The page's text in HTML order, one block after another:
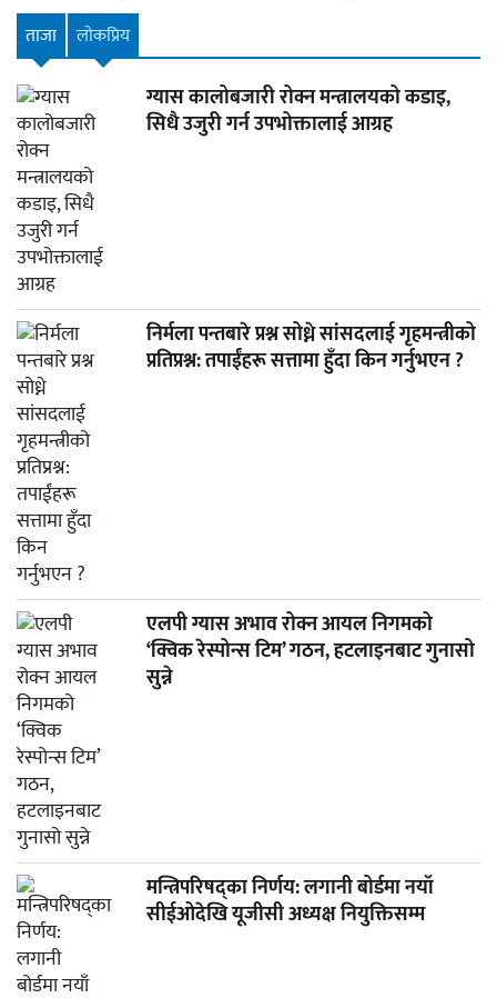
ताजा लाेकप्रिय
ग्यास कालोबजारी रोक्न मन्त्रालयको कडाइ,
सिधै उजुरी गर्न उपभोक्तालाई आग्रह
निर्मला पन्तबारे प्रश्न सोध्ने सांसदलाई गृहमन्त्रीको
प्रतिप्रश्न: तपाईंहरू सत्तामा हुँदा किन गर्नुभएन ?
एलपी ग्यास अभाव रोक्न आयल निगमको
‘क्विक रेस्पोन्स टिम’ गठन, हटलाइनबाट गुनासो
सुन्ने
मन्त्रिपरिषद्का निर्णय: लगानी बोर्डमा नयाँ
सीईओदेखि यूजीसी अध्यक्ष नियुक्तिसम्म